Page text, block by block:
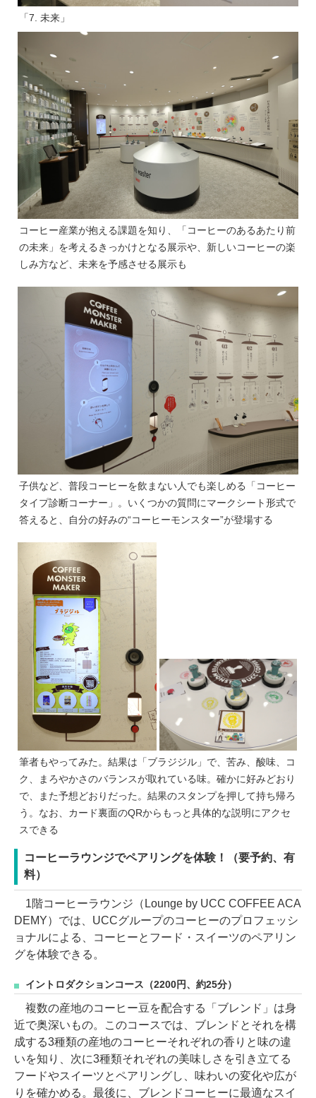
「7. 未来」
コーヒー産業が抱える課題を知り、「コーヒーのあるあたり前
の未来」を考えるきっかけとなる展示や、新しいコーヒーの楽
しみ方など、未来を予感させる展示も
子供など、普段コーヒーを飲まない人でも楽しめる「コーヒー
タイプ診断コーナー」。いくつかの質問にマークシート形式で
答えると、自分の好みの“コーヒーモンスター”が登場する
筆者もやってみた。結果は「ブラジジル」で、苦み、酸味、コ
ク、まろやかさのバランスが取れている味。確かに好みどおり
で、また予想どおりだった。結果のスタンプを押して持ち帰ろ
う。なお、カード裏面のQRからもっと具体的な説明にアクセ
スできる
コーヒーラウンジでペアリングを体験！（要予約、有
料）
1階コーヒーラウンジ（Lounge by UCC COFFEE ACA
DEMY）では、UCCグループのコーヒーのプロフェッシ
ョナルによる、コーヒーとフード・スイーツのペアリン
グを体験できる。
イントロダクションコース（2200円、約25分）
複数の産地のコーヒー豆を配合する「ブレンド」は身
近で奥深いもの。このコースでは、ブレンドとそれを構
成する3種類の産地のコーヒーそれぞれの香りと味の違
いを知り、次に3種類それぞれの美味しさを引き立てる
フードやスイーツとペアリングし、味わいの変化や広が
りを確かめる。最後に、ブレンドコーヒーに最適なスイ